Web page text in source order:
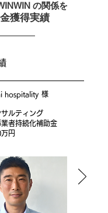
の関係を
獲得実績
hospitality 様
ルティング
者持続化補助金
円